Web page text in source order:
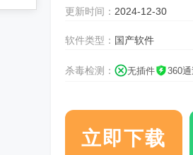
更新时间： 2024-12-30
软件类型： 国产软件
杀毒检测： 无插件 360通
立即下载